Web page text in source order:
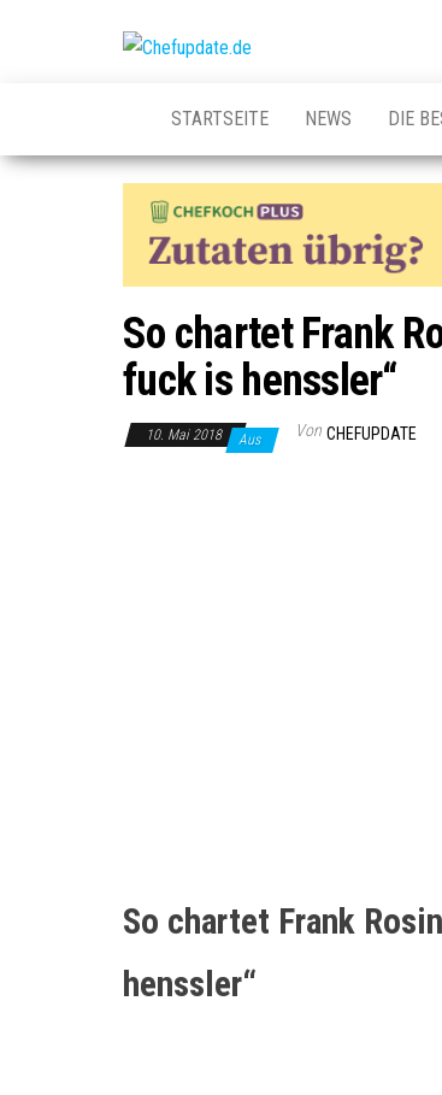
STARTSEITE NEWS DIE
So chartet Frank
fuck is henssler“
10. Mai 2018 Aus Von CHEFUPDATE
So chartet Frank
henssler“